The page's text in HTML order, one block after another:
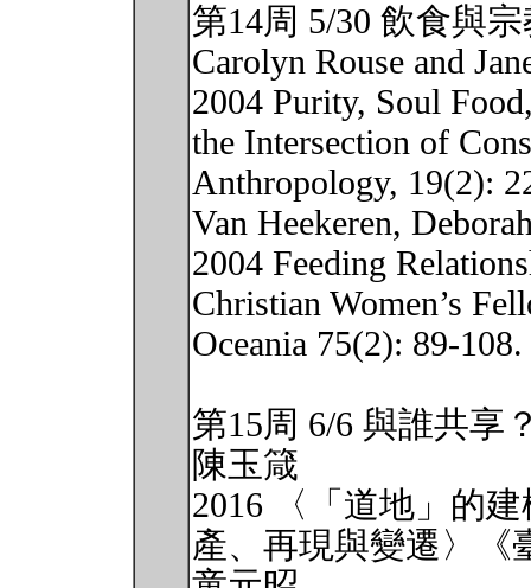
第14周 5/30 飲食與
Carolyn Rouse and
2004 Purity, Soul
the Intersection of
Anthropology, 19(2):
Van Heekeren,
2004 Feeding
Christian Women’s
Oceania 75(2): 89-108.
第15周 6/6 與誰共享
陳玉箴
2016 〈「道地」的
產、再現與變遷〉《